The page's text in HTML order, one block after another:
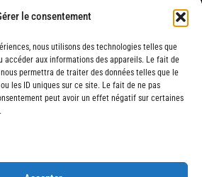
le consentement
nous utilisons des technologies telles que
accéder aux informations des appareils. Le fait de
permettra de traiter des données telles que le
les ID uniques sur ce site. Le fait de ne pas
peut avoir un effet négatif sur certaines
00 36
- Zürich Unterstrass
40
- Zürich Wiedikon
87